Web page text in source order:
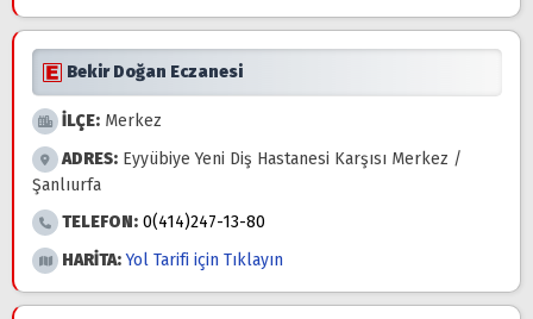
Bekir Doğan Eczanesi
İLÇE: Merkez
ADRES: Eyyübiye Yeni Diş Hastanesi Karşısı Merkez /
Şanlıurfa
TELEFON: 0(414)247-13-80
HARİTA: Yol Tarifi için Tıklayın